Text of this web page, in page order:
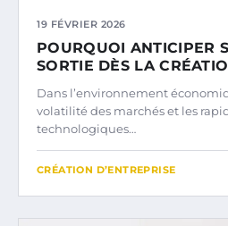
19 FÉVRIER 2026
POURQUOI ANTICIPER
SORTIE DÈS LA
Dans l’environnement
volatilité des marchés et les
technologiques…
CRÉATION D’ENTREPRISE